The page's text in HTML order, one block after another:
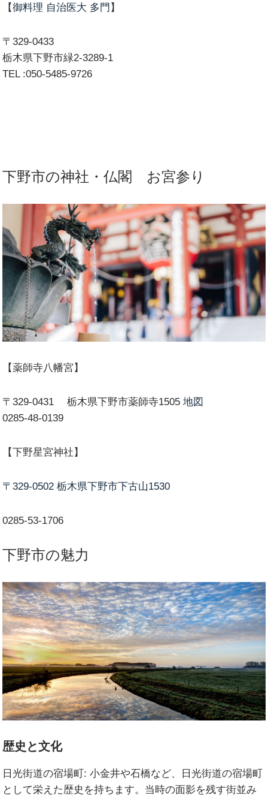
【御料理 自治医大 多門 】
〒329-0433
栃木県下野市緑2-3289-1
TEL :050-5485-9726
下野市の神社・仏閣 お宮参り
【薬師寺八幡宮】
〒329-0431 栃木県下野市薬師寺1505地図
0285-48-0139
【下野星宮神社】
〒329-0502 栃木県下野市下古山1530
0285-53-1706
下野市の魅力
歴史と文化
日光街道の宿場町: 小金井や石橋など、日光街道の宿場町
として栄えた歴史を持ちます。当時の面影を残す街並み